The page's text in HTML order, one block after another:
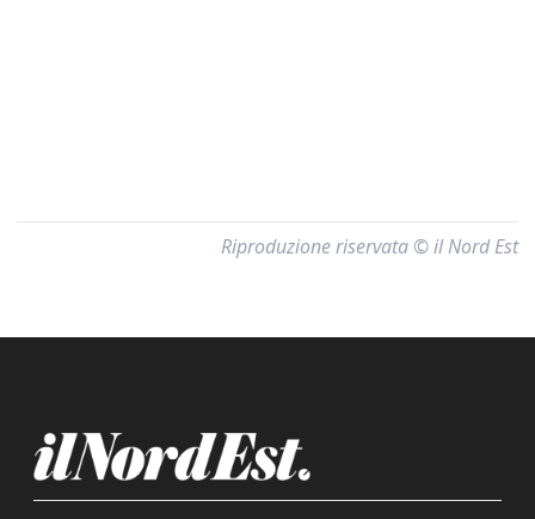
Riproduzione riservata © il Nord Est